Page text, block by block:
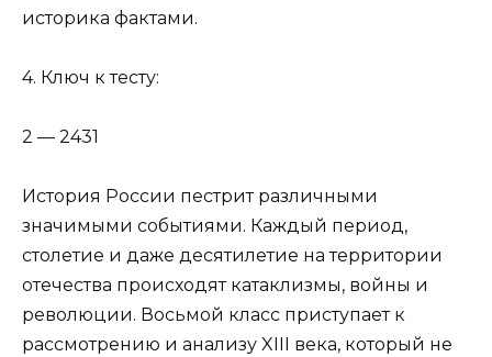
историка фактами.
4. Ключ к тесту:
2 — 2431
История России пестрит различными
значимыми событиями. Каждый период,
столетие и даже десятилетие на территории
отечества происходят катаклизмы, войны и
революции. Восьмой класс приступает к
рассмотрению и анализу XIII века, который не